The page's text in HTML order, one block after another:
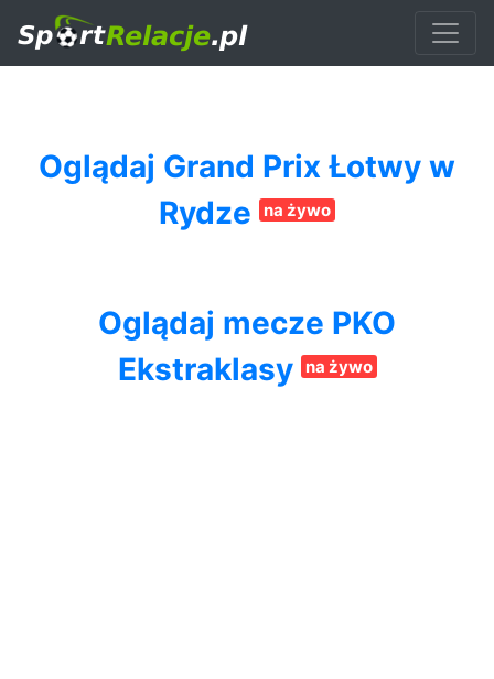
Oglądaj Grand Prix Łotwy w
Rydze
na żywo
Oglądaj mecze PKO
Ekstraklasy
na żywo